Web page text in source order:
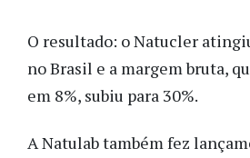
O resultado: o Natucler
no Brasil e a margem bruta,
em 8%, subiu para 30%.
A Natulab também fez